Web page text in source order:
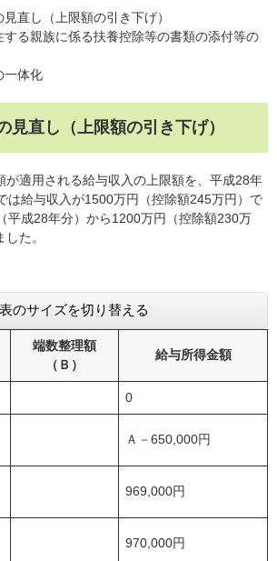
直し（上限額の引き下げ）
する親族に係る扶養控除等の書類の添付等の
一体化
見直し（上限額の引き下げ）
が適用される給与収入の上限額を、平成28年
は給与収入が1500万円（控除額245万円）で
平成28年分）から1200万円（控除額230万
た。
表のサイズを切り替える
端数整理額
（Ｂ）
給与所得金額
0
Ａ－650,000円
969,000円
970,000円